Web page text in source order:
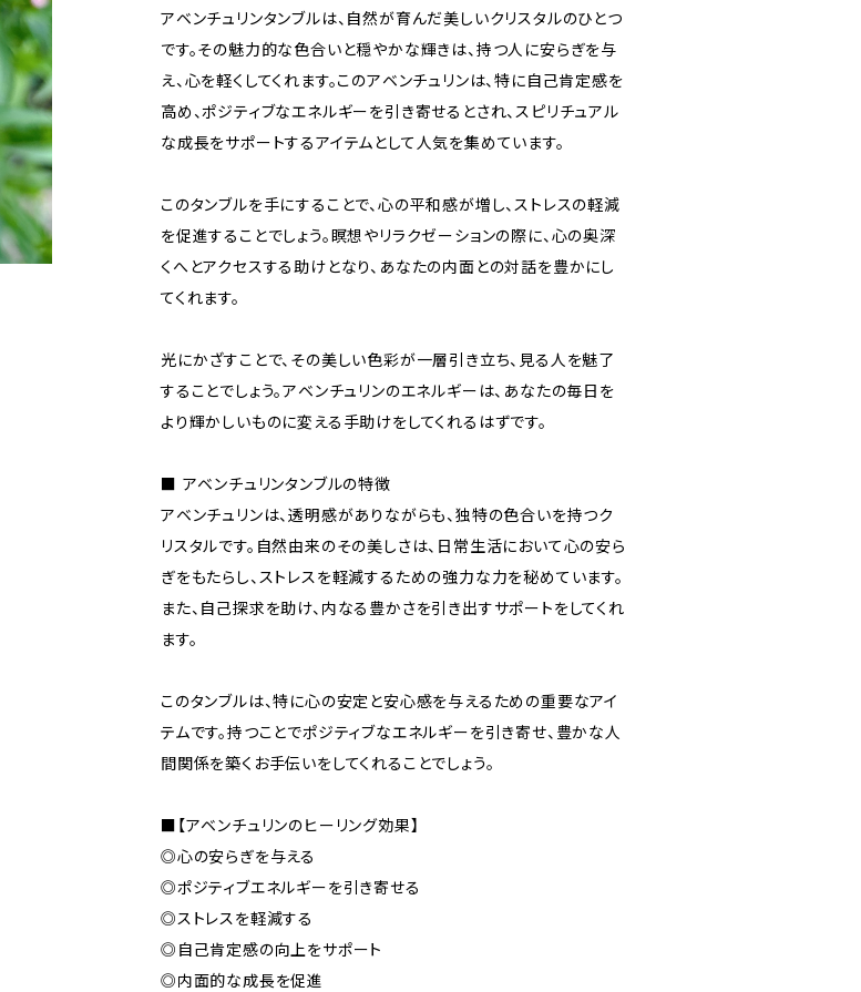
アベンチュリンタンブルは、自然が育んだ美しいクリスタルのひとつ
です。その魅力的な色合いと穏やかな輝きは、持つ人に安らぎを与
え、心を軽くしてくれます。このアベンチュリンは、特に自己肯定感を
高め、ポジティブなエネルギーを引き寄せるとされ、スピリチュアル
な成長をサポートするアイテムとして人気を集めています。
このタンブルを手にすることで、心の平和感が増し、ストレスの軽減
を促進することでしょう。瞑想やリラクゼーションの際に、心の奥深
くへとアクセスする助けとなり、あなたの内面との対話を豊かにし
てくれます。
光にかざすことで、その美しい色彩が一層引き立ち、見る人を魅了
することでしょう。アベンチュリンのエネルギーは、あなたの毎日を
より輝かしいものに変える手助けをしてくれるはずです。
■ アベンチュリンタンブルの特徴
アベンチュリンは、透明感がありながらも、独特の色合いを持つク
リスタルです。自然由来のその美しさは、日常生活において心の安ら
ぎをもたらし、ストレスを軽減するための強力な力を秘めています。
また、自己探求を助け、内なる豊かさを引き出すサポートをしてくれ
ます。
このタンブルは、特に心の安定と安心感を与えるための重要なアイ
テムです。持つことでポジティブなエネルギーを引き寄せ、豊かな人
間関係を築くお手伝いをしてくれることでしょう。
■【アベンチュリンのヒーリング効果】
◎心の安らぎを与える
◎ポジティブエネルギーを引き寄せる
◎ストレスを軽減する
◎自己肯定感の向上をサポート
◎内面的な成長を促進